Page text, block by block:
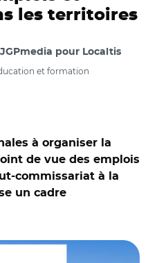
les territoires
pour Localtis
et formation
à organiser la
de vue des emplois
commissariat à la
un cadre
et au plan et Adobe